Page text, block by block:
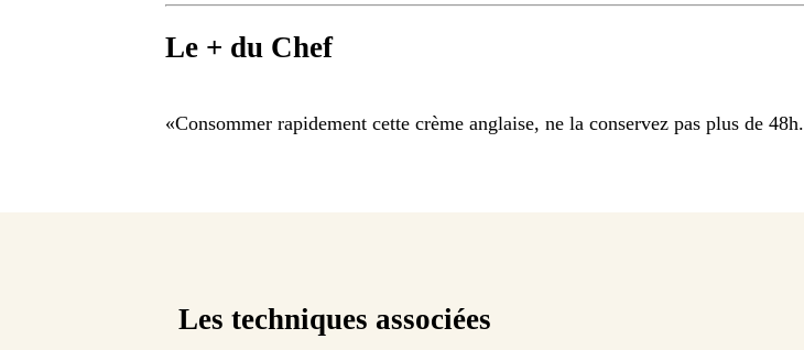
Le + du Chef
«Consommer rapidement cette crème anglaise, ne la conservez pas plus de 48h.
Les techniques associées